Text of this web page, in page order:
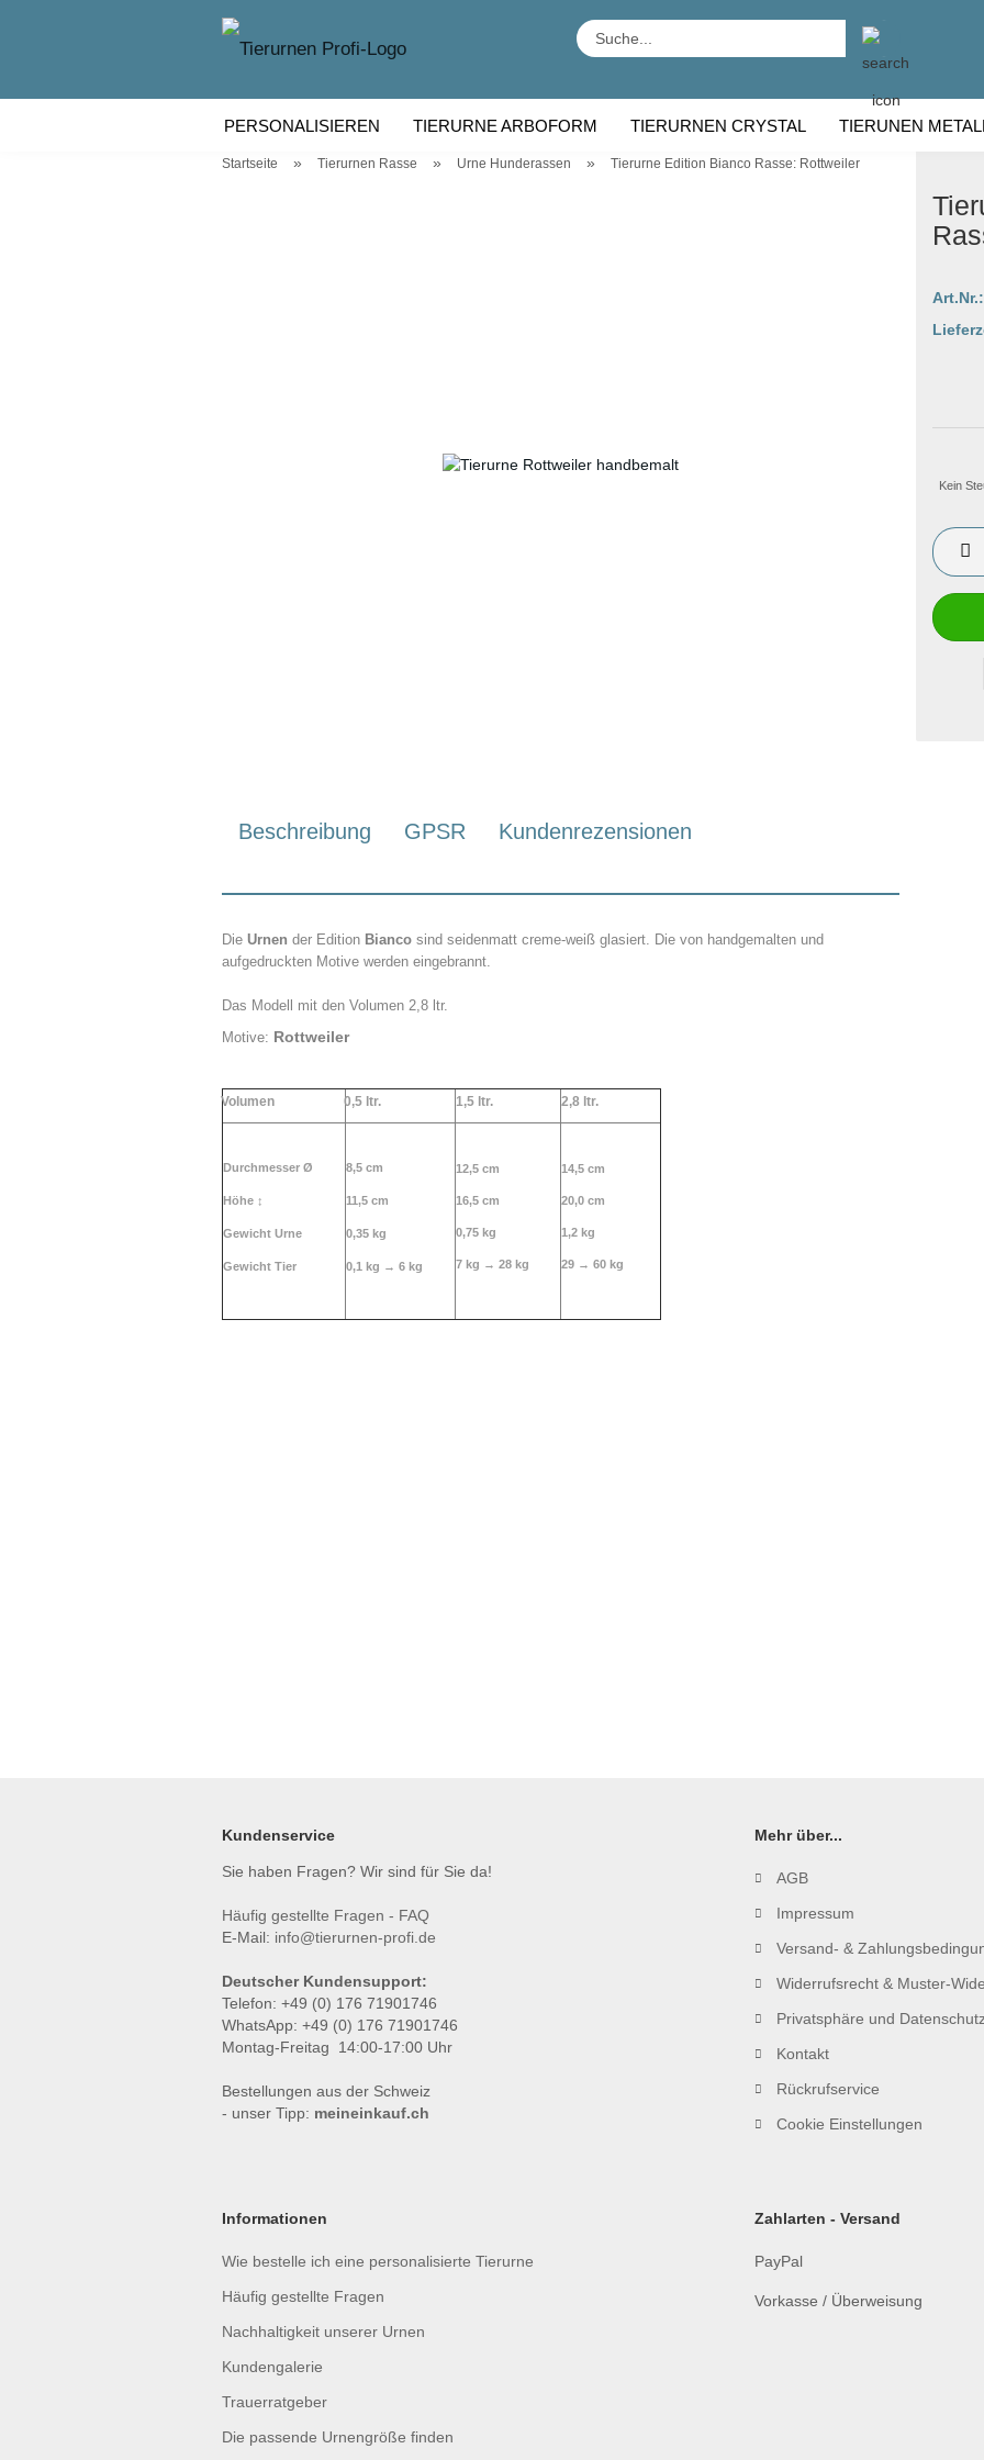
PERSONALISIEREN TIERURNE ARBOFORM TIERURNEN CRYSTAL TIERUNEN
Startseite » Tierurnen Rasse » Urne Hunderassen » Tierurne Edition Bianco Rasse: Rottweiler
Art.Nr.:
Kein
Beschreibung GPSR Kundenrezensionen
Die Urnen der Edition Bianco sind seidenmatt creme-weiß glasiert. Die von handgemalten und
aufgedruckten Motive werden eingebrannt.
Das Modell mit den Volumen 2,8 ltr.
Motive: Rottweiler
Volumen 0,5 ltr. 1,5 ltr. 2,8 ltr.
Durchmesser Ø
Höhe ↕
Gewicht Urne
Gewicht Tier
8,5 cm
11,5 cm
0,35 kg
0,1 kg → 6 kg
12,5 cm
16,5 cm
0,75 kg
7 kg → 28 kg
14,5 cm
20,0 cm
1,2 kg
29 → 60 kg
Kundenservice
Sie haben Fragen? Wir sind für Sie da!
Häufig gestellte Fragen - FAQ
E-Mail: info@tierurnen-profi.de
Deutscher Kundensupport:
Telefon: +49 (0) 176 71901746
WhatsApp: +49 (0) 176 71901746
Montag-Freitag 14:00-17:00 Uhr
Bestellungen aus der Schweiz
- unser Tipp: meineinkauf.ch
Mehr über...
AGB
Impressum
Versand- &
Widerrufsrecht & Muster-
Privatsphäre und
Kontakt
Rückrufservice
Cookie Einstellungen
Informationen
Wie bestelle ich eine personalisierte Tierurne
Häufig gestellte Fragen
Nachhaltigkeit unserer Urnen
Kundengalerie
Trauerratgeber
Die passende Urnengröße finden
Zahlarten - Versand
PayPal
Vorkasse / Überweisung